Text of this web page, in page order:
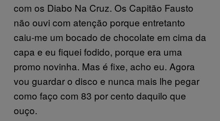
com os Diabo Na Cruz. Os Capitão Fausto
não ouvi com atenção porque entretanto
caiu-me um bocado de chocolate em cima da
capa e eu fiquei fodido, porque era uma
promo novinha. Mas é fixe, acho eu. Agora
vou guardar o disco e nunca mais lhe pegar
como faço com 83 por cento daquilo que
ouço.